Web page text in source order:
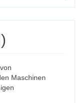
Maschinen